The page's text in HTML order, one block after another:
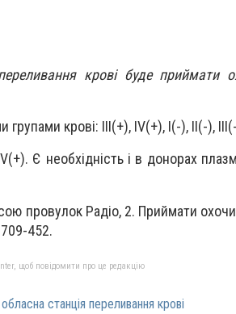
крові буде приймати
групами крові: III(+), IV(+), I(-), II(-),
Є необхідність і в донорах
провулок Радіо, 2. Приймати
452.
щоб повідомити про це редакцію
станція переливання крові